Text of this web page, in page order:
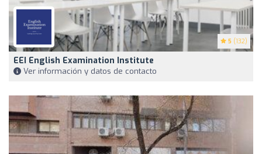
5 (132)
EEI English Examination Institute
Ver información y datos de contacto